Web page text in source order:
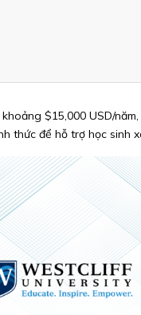
$15,000 USD/
thức để hỗ trợ học sinh